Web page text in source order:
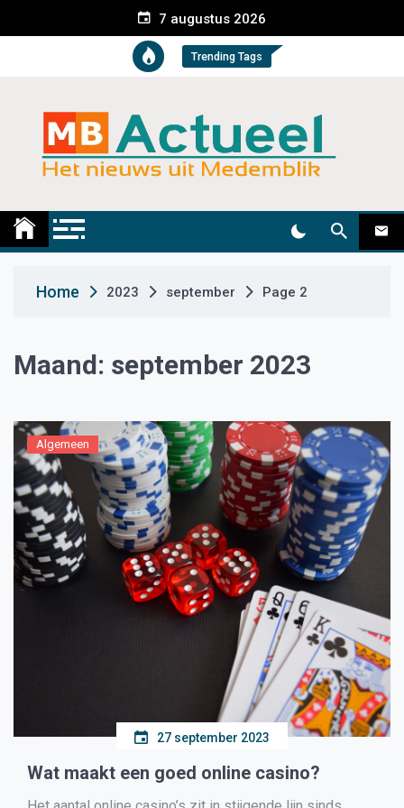
e
t
7 augustus 2026
Trending Tags
Medemblik Actueel
Home 2023 september Page 2
Maand: september 2023
Algemeen
27 september 2023
Wat maakt een goed online casino?